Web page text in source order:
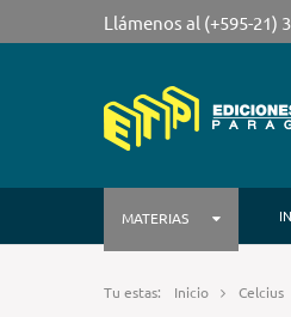
Llámenos al (+595-21)
MATERIAS
Tu estas: Inicio Celcius